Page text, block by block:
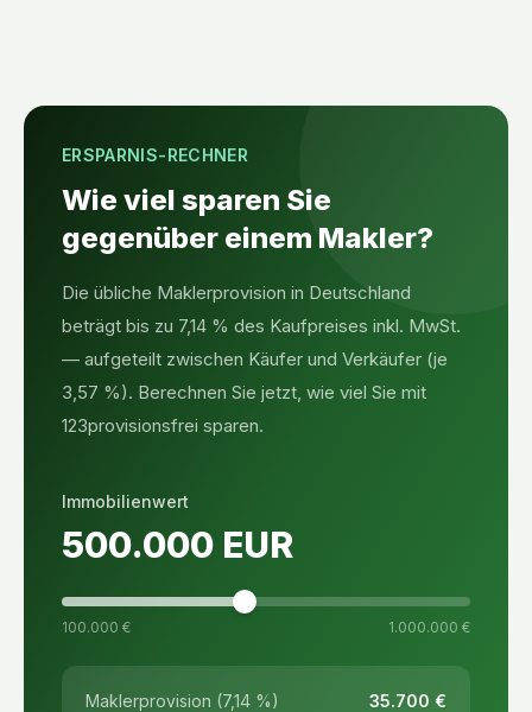
ERSPARNIS-RECHNER
Wie viel sparen Sie
gegenüber einem Makler?
Die übliche Maklerprovision in Deutschland
beträgt bis zu 7,14 % des Kaufpreises inkl. MwSt.
— aufgeteilt zwischen Käufer und Verkäufer (je
3,57 %). Berechnen Sie jetzt, wie viel Sie mit
123provisionsfrei sparen.
Immobilienwert
500.000 EUR
100.000 € 1.000.000 €
Maklerprovision (7,14 %) 35.700 €